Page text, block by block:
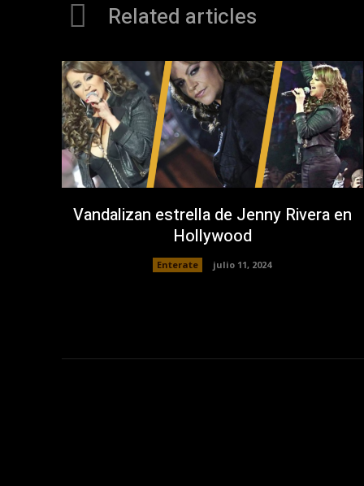
Related articles
Vandalizan estrella de Jenny Rivera en
Hollywood
Enterate julio 11, 2024